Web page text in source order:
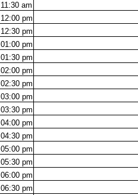
11:30 am
12:00 pm
12:30 pm
01:00 pm
01:30 pm
02:00 pm
02:30 pm
03:00 pm
03:30 pm
04:00 pm
04:30 pm
05:00 pm
05:30 pm
06:00 pm
06:30 pm